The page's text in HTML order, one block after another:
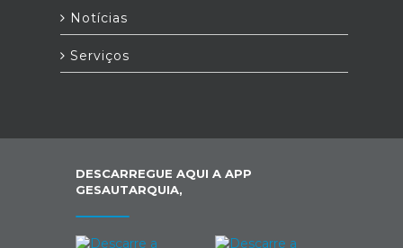
Notícias
Serviços
DESCARREGUE AQUI A APP
GESAUTARQUIA,